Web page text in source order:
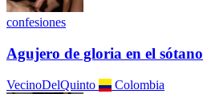
confesiones
Agujero de gloria en el sótano
VecinoDelQuinto Colombia